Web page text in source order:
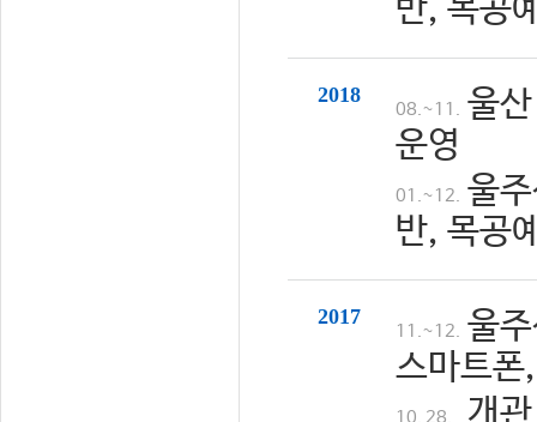
반, 목공
2018
08.~11. 울
운영
01.~12. 울
반, 목공
2017
11.~12. 울
스마트
10. 28. 개